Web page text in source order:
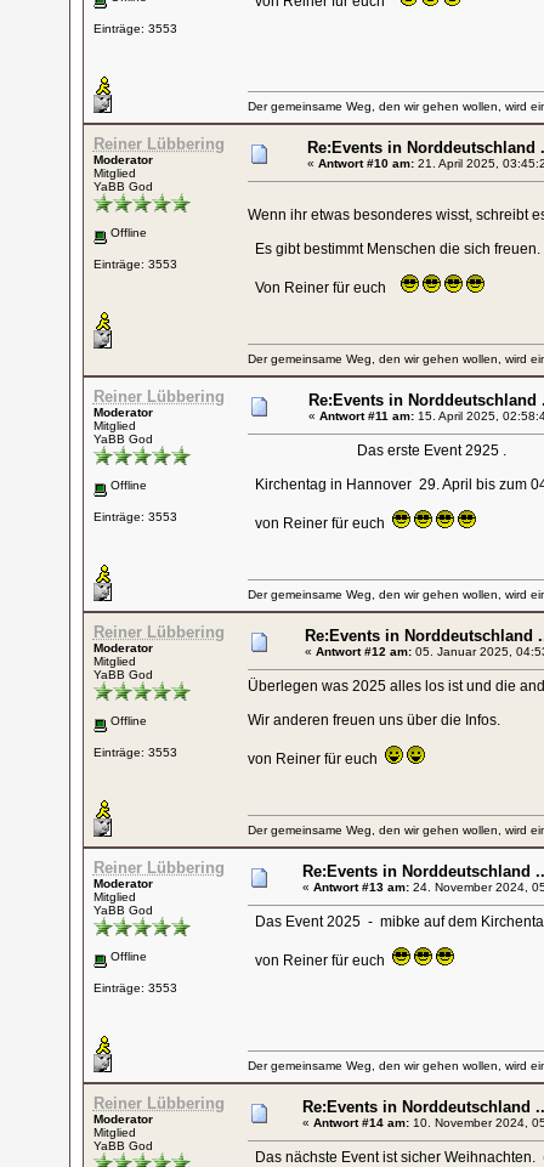
Einträge: 3553
Der gemeinsame Weg, den wir gehen wollen, wird
Reiner Lübbering
Moderator
Mitglied
YaBB God
Offline
Einträge: 3553
Re:Events in Norddeutschland
« Antwort #10 am:21. April 2025,
Wenn ihr etwas besonderes wisst, schreibt
Es gibt bestimmt Menschen die sich freuen.
Von Reiner für euch
Der gemeinsame Weg, den wir gehen wollen, wird
Reiner Lübbering
Moderator
Mitglied
YaBB God
Offline
Einträge: 3553
Re:Events in Norddeutschland
« Antwort #11 am:15. April 2025,
Das erste Event 2925 .
Kirchentag in Hannover 29. April bis zum
von Reiner für euch
Der gemeinsame Weg, den wir gehen wollen, wird
Reiner Lübbering
Moderator
Mitglied
YaBB God
Offline
Einträge: 3553
Re:Events in Norddeutschland
« Antwort #12 am:05. Januar 2025,
Überlegen was 2025 alles los ist und die
Wir anderen freuen uns über die Infos.
von Reiner für euch
Der gemeinsame Weg, den wir gehen wollen, wird
Reiner Lübbering
Moderator
Mitglied
YaBB God
Offline
Einträge: 3553
Re:Events in Norddeutschland
« Antwort #13 am:24. November 2024,
Das Event 2025 - mibke auf dem
von Reiner für euch
Der gemeinsame Weg, den wir gehen wollen, wird
Reiner Lübbering
Moderator
Mitglied
YaBB God
Re:Events in Norddeutschland
« Antwort #14 am:10. November 2024,
Das nächste Event ist sicher Weihnachten.